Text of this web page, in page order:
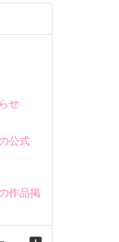
せ
公式
作品掲